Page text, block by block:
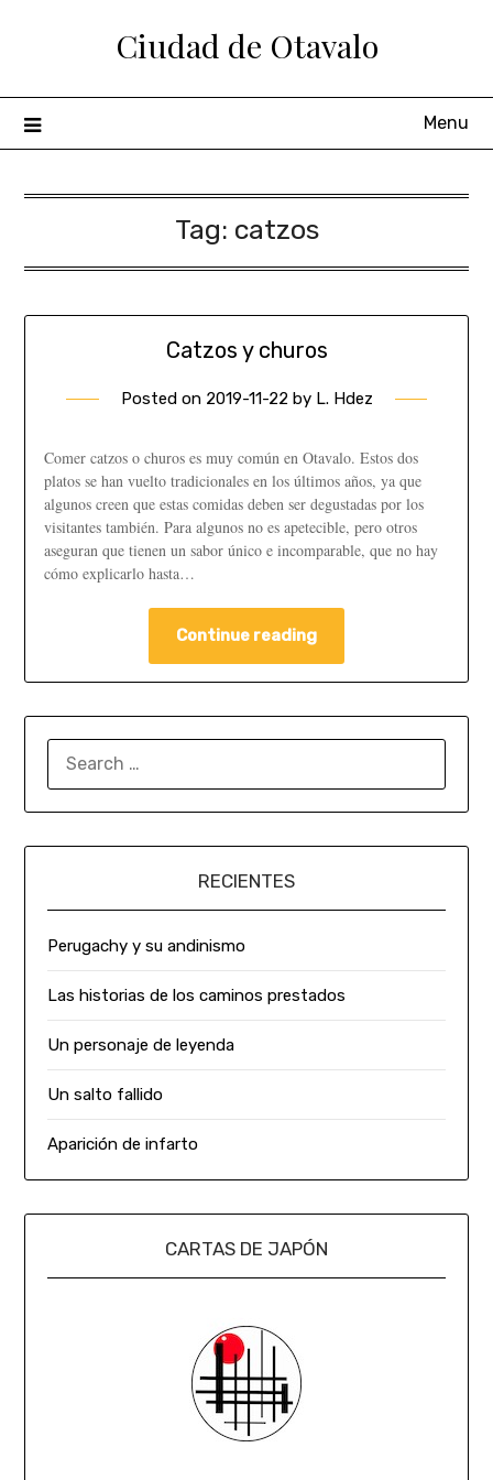
Ciudad de Otavalo
Menu
Tag: catzos
Catzos y churos
Posted on 2019-11-22 by L. Hdez
Comer catzos o churos es muy común en Otavalo. Estos dos
platos se han vuelto tradicionales en los últimos años, ya que
algunos creen que estas comidas deben ser degustadas por los
visitantes también. Para algunos no es apetecible, pero otros
aseguran que tienen un sabor único e incomparable, que no hay
cómo explicarlo hasta…
Continue reading
RECIENTES
Perugachy y su andinismo
Las historias de los caminos prestados
Un personaje de leyenda
Un salto fallido
Aparición de infarto
CARTAS DE JAPÓN